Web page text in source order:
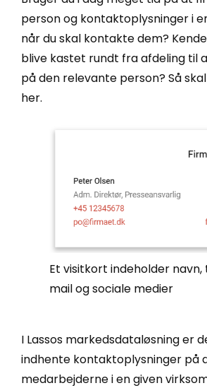
person og kontaktoplysninger i
når du skal kontakte dem?
blive kastet rundt fra afdeling til
på den relevante person? Så
her.
Et visitkort indeholder
mail og sociale medier
I Lassos markedsdataløsning er
indhente kontaktoplysninger på
medarbejderne i en given